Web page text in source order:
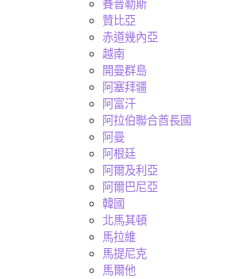
賽普勒斯
贊比亞
赤道幾內亞
越南
開曼群島
阿塞拜疆
阿富汗
阿拉伯聯合酋長國
阿曼
阿根廷
阿爾及利亞
阿爾巴尼亞
韓國
北馬其頓
馬拉維
馬提尼克
馬爾他